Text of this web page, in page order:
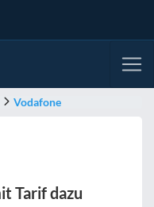
Vodafone
Tarif dazu